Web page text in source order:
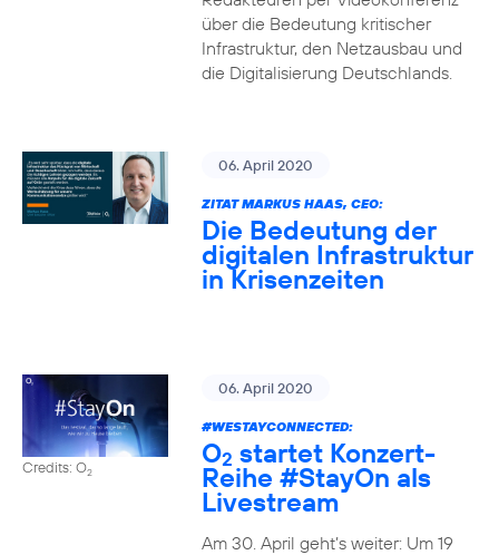
über die Bedeutung kritischer
Infrastruktur, den Netzausbau und
die Digitalisierung Deutschlands.
06. April 2020
ZITAT MARKUS HAAS, CEO:
Die Bedeutung der
digitalen Infrastruktur
in Krisenzeiten
Credits: O2
06. April 2020
#WESTAYCONNECTED:
O2 startet Konzert-
Reihe #StayOn als
Livestream
Am 30. April geht’s weiter: Um 19